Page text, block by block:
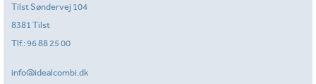
Tilst Søndervej 104
8381 Tilst
Tlf.:96 88 25 00
info@idealcombi.dk